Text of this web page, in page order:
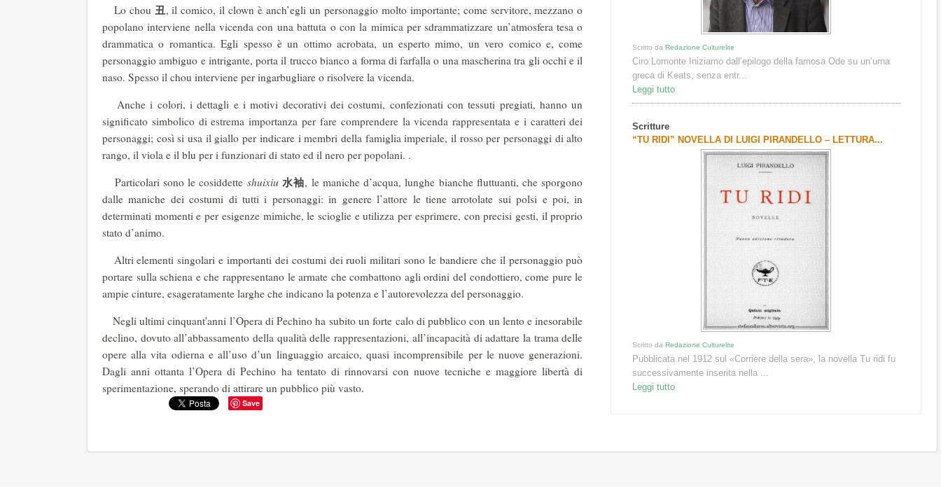
Lo chou 丑, il comico, il clown è anch’egli un personaggio molto importante; come servitore, mezzano o
popolano interviene nella vicenda con una battuta o con la mimica per sdrammatizzare un’atmosfera tesa o
drammatica o romantica. Egli spesso è un ottimo acrobata, un esperto mimo, un vero comico e, come
personaggio ambiguo e intrigante, porta il trucco bianco a forma di farfalla o una mascherina tra gli occhi e il
naso. Spesso il chou interviene per ingarbugliare o risolvere la vicenda.
Anche i colori, i dettagli e i motivi decorativi dei costumi, confezionati con tessuti pregiati, hanno un
significato simbolico di estrema importanza per fare comprendere la vicenda rappresentata e i caratteri dei
personaggi; così si usa il giallo per indicare i membri della famiglia imperiale, il rosso per personaggi di alto
rango, il viola e il blu per i funzionari di stato ed il nero per popolani. .
Particolari sono le cosiddette shuixiu 水袖, le maniche d’acqua, lunghe bianche fluttuanti, che sporgono
dalle maniche dei costumi di tutti i personaggi: in genere l’attore le tiene arrotolate sui polsi e poi, in
determinati momenti e per esigenze mimiche, le scioglie e utilizza per esprimere, con precisi gesti, il proprio
stato d’animo.
Altri elementi singolari e importanti dei costumi dei ruoli militari sono le bandiere che il personaggio può
portare sulla schiena e che rappresentano le armate che combattono agli ordini del condottiero, come pure le
ampie cinture, esageratamente larghe che indicano la potenza e l’autorevolezza del personaggio.
Negli ultimi cinquant'anni l’Opera di Pechino ha subito un forte calo di pubblico con un lento e inesorabile
declino, dovuto all’abbassamento della qualità delle rappresentazioni, all’incapacità di adattare la trama delle
opere alla vita odierna e all’uso d’un linguaggio arcaico, quasi incomprensibile per le nuove generazioni.
Dagli anni ottanta l’Opera di Pechino ha tentato di rinnovarsi con nuove tecniche e maggiore libertà di
sperimentazione, sperando di attirare un pubblico più vasto.
Save
Scritto daRedazione Culturelite
Ciro Lomonte Iniziamo dall’epilogo della famosa Ode su un’urna
greca di Keats, senza entr...
Leggi tutto
Scritture
“TU RIDI” NOVELLA DI LUIGI PIRANDELLO – LETTURA...
Scritto daRedazione Culturelite
Pubblicata nel 1912 sul «Corriere della sera», la novella Tu ridi fu
successivamente inserita nella ...
Leggi tutto